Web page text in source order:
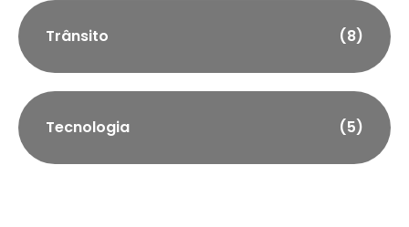
Trânsito (8)
Tecnologia (5)